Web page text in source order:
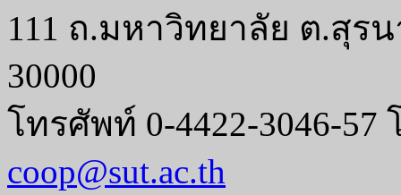
111 ถ.มหาวิทยาลัย ต.สุร
30000
โทรศัพท์ 0-4422-3046-57
coop@sut.ac.th